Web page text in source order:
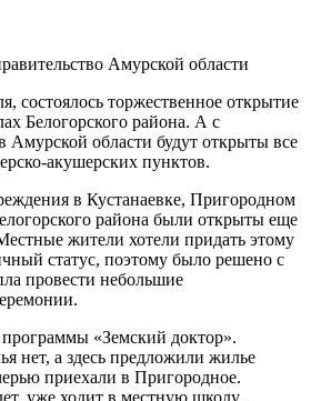
Амурской области
состоялось торжественное открытие
Белогорского района. А с
Амурской области будут открыты все
акушерских пунктов.
в Кустанаевке, Пригородном
района были открыты еще
жители хотели придать этому
статус, поэтому было решено с
провести небольшие
«Земский доктор».
нет, а здесь предложили жилье
приехали в Пригородное.
уже ходит в местную школу.